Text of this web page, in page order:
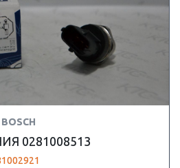
BOSCH
0281008513